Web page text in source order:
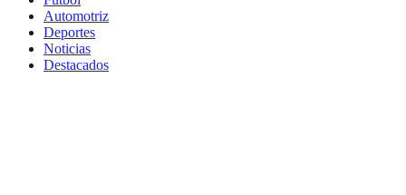
Automotriz
Deportes
Noticias
Destacados